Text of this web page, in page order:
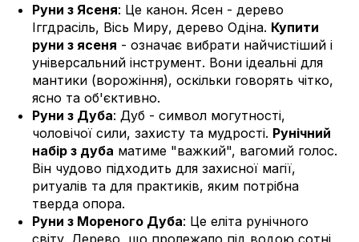
Руни з Ясеня: Це канон. Ясен - дерево
Іггдрасіль, Вісь Миру, дерево Одіна. Купити
руни з ясеня - означає вибрати найчистіший і
універсальний інструмент. Вони ідеальні для
мантики (ворожіння), оскільки говорять чітко,
ясно та об'єктивно.
Руни з Дуба: Дуб - символ могутності,
чоловічої сили, захисту та мудрості. Рунічний
набір з дуба матиме "важкий", вагомий голос.
Він чудово підходить для захисної магії,
ритуалів та для практиків, яким потрібна
тверда опора.
Руни з Мореного Дуба: Це еліта рунічного
світу. Дерево, що пролежало під водою сотні